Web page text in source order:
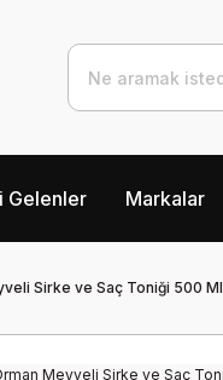
Gelenler Markalar
Sirke ve Saç Toniği 500 Ml